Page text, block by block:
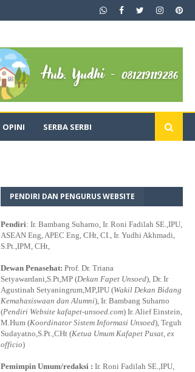
OPINI SERBA SERBI
PENDIRI DAN PENGURUS WEBSITE
Pendiri: Ir. Bambang Suharno, Ir. Roni Fadilah SE.,IPU,
ASEAN Eng, APEC Eng, CHt, CI., Ir. Yudhi Akhmadi,
S.Pt.,IPM, CHt,
Dewan Penasehat: Prof. Dr. Triana
Setyawardani,S.Pt,MP (Dekan Fapet Unsoed), Dr. Ir
Agustinah Setyaningrum,MP,IPU (Wakil Dekan Bidang
Kemahasiswaan dan Alumni), Ir. Bambang Suharno
(Pendiri Website kafapet-unsoed.com) Ir. Alief Einstein,
M.Hum (Koordinator Sistem Informasi Unsoed), Teguh
Sudayatno,S.Pt.,CHt (Ketua Umum Kafapet Pusat, ex
officio)
Pemimpin Umum/redaksi : Ir. Roni Fadilah SE.,IPU,